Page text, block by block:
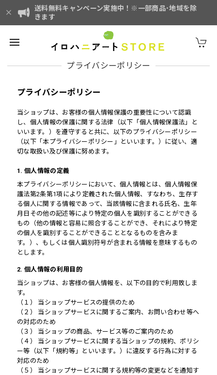
送料無料キャンペーン実施中！※一部商品･地域を除
きます
プライバシーポリシー
プライバシーポリシー
当ショップは、お客様の個人情報保護の重要性について認識
し、個人情報の保護に関する法律（以下「個人情報保護法」と
いいます。）を遵守すると共に、以下のプライバシーポリシー
（以下「本プライバシーポリシー」といいます。）に従い、適
切な取扱い及び保護に努めます。
1. 個人情報の定義
本プライバシーポリシーにおいて、個人情報とは、個人情報保
護法第2条第1項により定義された個人情報、すなわち、生存す
る個人に関する情報であって、当該情報に含まれる氏名、生年
月日その他の記述等により特定の個人を識別することができる
もの（他の情報と容易に照合することができ、それにより特定
の個人を識別することができることとなるものを含みま
す。）、もしくは個人識別符号が含まれる情報を意味するもの
とします。
2. 個人情報の利用目的
当ショップは、お客様の個人情報を、以下の目的で利用致しま
す。
（１） 当ショップサービスの提供のため
（２） 当ショップサービスに関するご案内、お問い合わせ等へ
の対応のため
（３） 当ショップの商品、サービス等のご案内のため
（４） 当ショップサービスに関する当ショップの規約、ポリシ
ー等（以下「規約等」といいます。）に違反する行為に対する
対応のため
（５） 当ショップサービスに関する規約等の変更などを通知す